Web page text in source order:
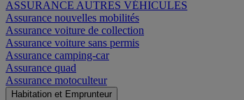
ASSURANCE AUTRES VÉHICULES
Assurance nouvelles mobilités
Assurance voiture de collection
Assurance voiture sans permis
Assurance camping-car
Assurance quad
Assurance motoculteur
Habitation et Emprunteur